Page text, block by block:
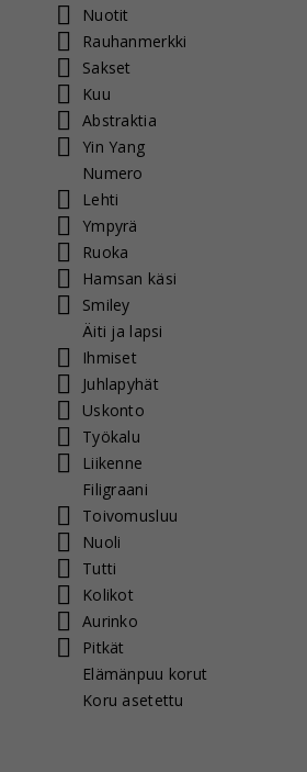
Nuotit
Rauhanmerkki
Sakset
Kuu
Abstraktia
Yin Yang
Numero
Lehti
Ympyrä
Ruoka
Hamsan käsi
Smiley
Äiti ja lapsi
Ihmiset
Juhlapyhät
Uskonto
Työkalu
Liikenne
Filigraani
Toivomusluu
Nuoli
Tutti
Kolikot
Aurinko
Pitkät
Elämänpuu korut
Koru asetettu